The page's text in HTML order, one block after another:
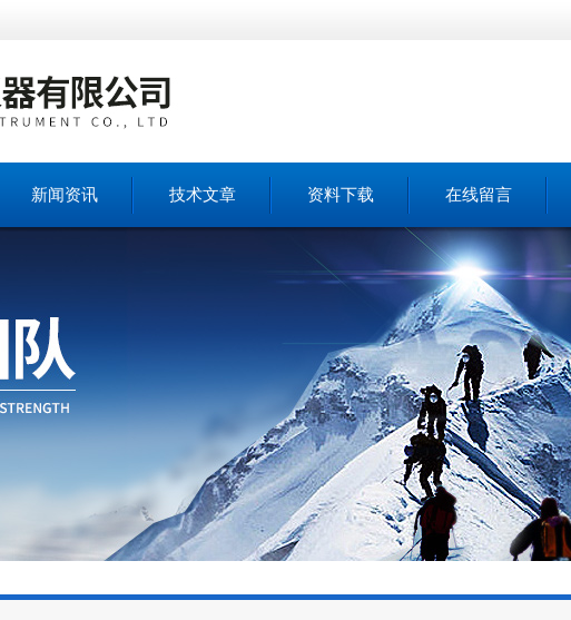
新闻资讯 技术文章 资料下载 在线留言